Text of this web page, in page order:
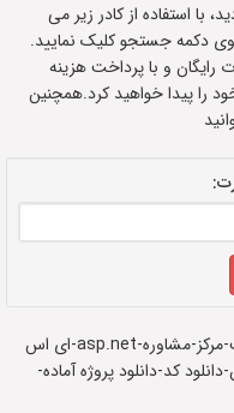
با استفاده از کادر زیر می
دکمه جستجو کلیک نمایید.
رایگان و با پرداخت هزینه
را پیدا خواهید کرد.همچنین
برچسب :( مرکز مشاوره ) دانلود-وب-سایت-مرکز-مشاوره-asp.net-ای اس
کد-دانلود پروژه آماده-